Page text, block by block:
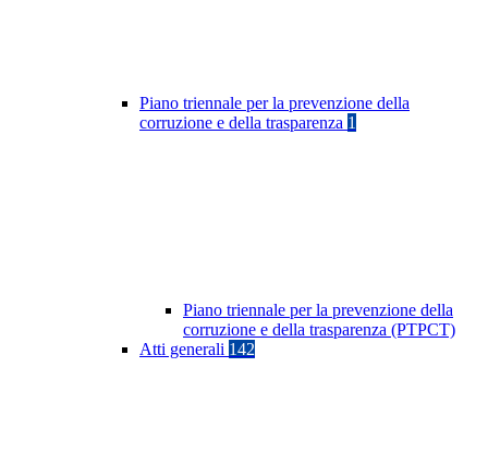
Piano triennale per la prevenzione della
corruzione e della trasparenza 1
Piano triennale per la prevenzione della
corruzione e della trasparenza (PTPCT)
Atti generali 142